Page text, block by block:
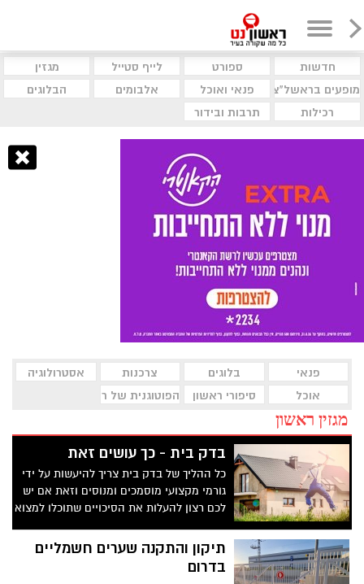
חדשות ספורט לייף סטייל
מגזין
מופעים בראשל"צ
פנאי ואוכל אלבומים
הבלוגים
רכילות
תרבות ובידור
פנאי בלוגים צרכנות
אסטרולוגיה
אוכל
סיפורי ראשון הפוטוגנית של ראשון לציון
מגזין ראשון
בדק בית - כך עושים זאת
כל ההליך של בדק בית צריך להיעשות על ידי
גורמי מקצועי מוסמכים ומנוסים וזאת אם יש
לכם רצון להעלות את הסיכויים שתוכלו למצוא
יוכל להיווכח כי הוא יהיה בכיוון הנכון וזאת כל
עוד חושבים על הנושא הזה. אז בחרו נכונה
ושימו לב כי אתם מחפשים אחר גורם מקצועי
תיקון והתקנה שערים חשמליים
בדרום